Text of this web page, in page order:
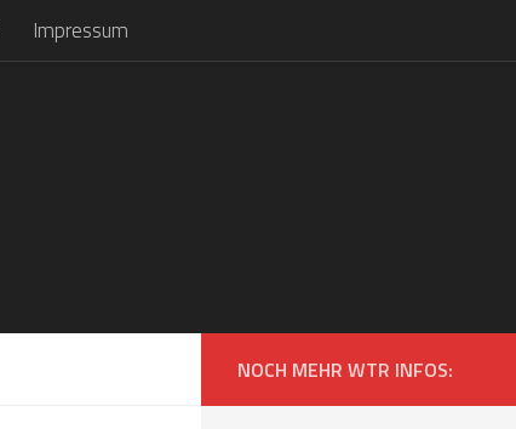
Impressum
NOCH MEHR WTR INFOS: